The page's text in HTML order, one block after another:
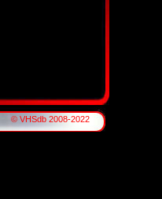
© VHSdb 2008-2022